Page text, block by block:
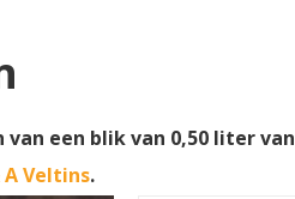
een blik van 0,50 liter van
A Veltins.